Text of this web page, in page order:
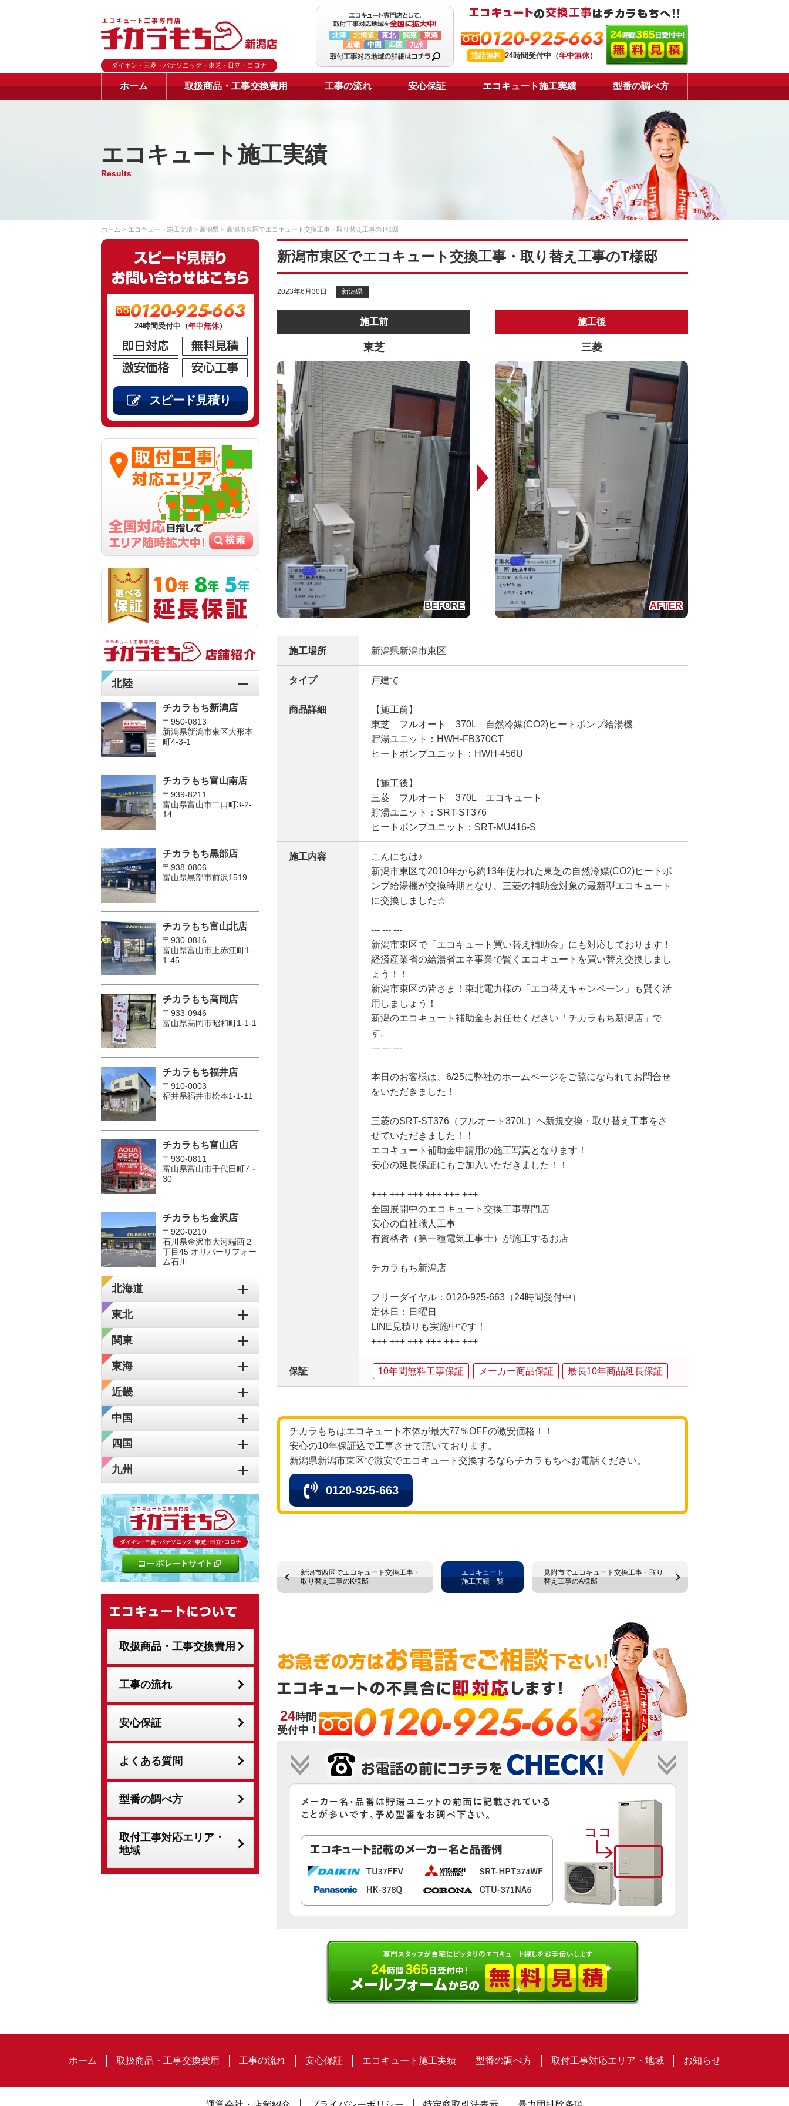
ダイキン・三菱・パナソニック・東芝・日立・コロナ
北陸 北海道 東北 関東
東海
近畿
中国 四国 九州 0120-925-663
通話無料 24時間受付中（年中無休）
ホーム 取扱商品・工事交換費用 工事の流れ 安心保証 エコキュート施工実績 型番の調べ方
エコキュート施工実績
Results
ホーム エコキュート施工実績 新潟県 新潟市東区でエコキュート交換工事・取り替え工事のT様邸
新潟市東区でエコキュート交換工事・取り替え工事のT様邸
2023年6月30日 新潟県
施工前
東芝
施工後
三菱
施工場所 新潟県新潟市東区
タイプ 戸建て
商品詳細
【施工前】
東芝 フルオート 370L 自然冷媒(CO2)ヒートポンプ給湯機
貯湯ユニット：HWH-FB370CT
ヒートポンプユニット：HWH-456U
【施工後】
三菱 フルオート 370L エコキュート
貯湯ユニット：SRT-ST376
ヒートポンプユニット：SRT-MU416-S
施工内容
こんにちは♪
新潟市東区で2010年から約13年使われた東芝の自然冷媒(CO2)ヒートポ
ンプ給湯機が交換時期となり、三菱の補助金対象の最新型エコキュート
に交換しました☆
--- --- ---
新潟市東区で「エコキュート買い替え補助金」にも対応しております！
経済産業省の給湯省エネ事業で賢くエコキュートを買い替え交換しまし
ょう！！
新潟市東区の皆さま！東北電力様の「エコ替えキャンペーン」も賢く活
用しましょう！
新潟のエコキュート補助金もお任せください「チカラもち新潟店」で
す。
--- --- ---
本日のお客様は、6/25に弊社のホームページをご覧になられてお問合せ
をいただきました！
三菱のSRT-ST376（フルオート370L）へ新規交換・取り替え工事をさ
せていただきました！！
エコキュート補助金申請用の施工写真となります！
安心の延長保証にもご加入いただきました！！
+++ +++ +++ +++ +++ +++
全国展開中のエコキュート交換工事専門店
安心の自社職人工事
有資格者（第一種電気工事士）が施工するお店
チカラもち新潟店
フリーダイヤル：0120-925-663（24時間受付中）
定休日：日曜日
LINE見積りも実施中です！
+++ +++ +++ +++ +++ +++
保証 10年間無料工事保証 メーカー商品保証 最長10年商品延長保証
チカラもちはエコキュート本体が最大77％OFFの激安価格！！
安心の10年保証込で工事させて頂いております。
新潟県新潟市東区で激安でエコキュート交換するならチカラもちへお電話ください。
0120-925-663
新潟市西区でエコキュート交換工事・
取り替え工事のK様邸
見附市でエコキュート交換工事・取り
替え工事のA様邸
エコキュート
施工実績一覧
24時間
受付中！
0120-925-663
0120-925-663
24時間受付中（年中無休）
スピード見積り
北陸
チカラもち新潟店
〒950-0813
新潟県新潟市東区大形本
町4-3-1
チカラもち富山南店
〒939-8211
富山県富山市二口町3-2-
14
チカラもち黒部店
〒938-0806
富山県黒部市前沢1519
チカラもち富山北店
〒930-0816
富山県富山市上赤江町1-
1-45
チカラもち高岡店
〒933-0946
富山県高岡市昭和町1-1-1
チカラもち福井店
〒910-0003
福井県福井市松本1‐1-11
チカラもち富山店
〒930-0811
富山県富山市千代田町7－
30
チカラもち金沢店
〒920-0210
石川県金沢市大河端西２
丁目45 オリバーリフォー
ム石川
北海道
東北
関東
東海
近畿
中国
四国
九州
取扱商品・工事交換費用
工事の流れ
安心保証
よくある質問
型番の調べ方
取付工事対応エリア・
地域
ホーム 取扱商品・工事交換費用 工事の流れ 安心保証 エコキュート施工実績 型番の調べ方 取付工事対応エリア・地域 お知らせ